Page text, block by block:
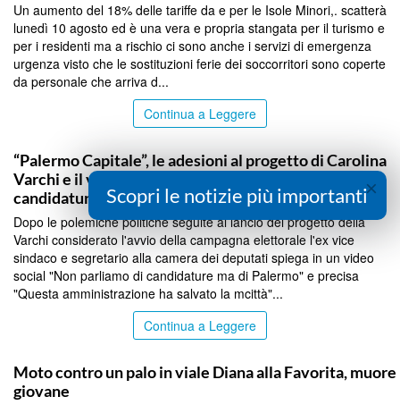
Un aumento del 18% delle tariffe da e per le Isole Minori,. scatterà
lunedì 10 agosto ed è una vera e propria stangata per il turismo e
per i residenti ma a rischio ci sono anche i servizi di emergenza
urgenza visto che le sostituzioni ferie dei soccorritori sono coperte
da personale che arriva d...
Continua a Leggere
“Palermo Capitale”, le adesioni al progetto di Carolina
Varchi e il video social: “Non vogliamo parlare di
candidature”
Dopo le polemiche politiche seguite al lancio del progetto della
Varchi considerato l'avvio della campagna elettorale l'ex vice
sindaco e segretario alla camera dei deputati spiega in un video
social "Non parliamo di candidature ma di Palermo" e precisa
"Questa amministrazione ha salvato la mcittà"...
Continua a Leggere
Moto contro un palo in viale Diana alla Favorita, muore
giovane
×
Scopri le notizie più importanti